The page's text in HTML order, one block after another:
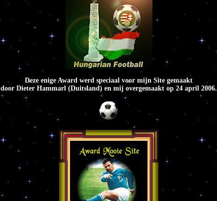
Deze enige Award werd speciaal voor mijn Site gemaakt
door Dieter Hammarl (Duitsland) en mij overgemaakt op 24 april 2006.